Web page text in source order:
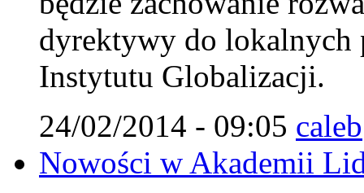
dyrektywy do lokalnych
Instytutu Globalizacji.
24/02/2014 - 09:05 caleb
Nowości w Akademii